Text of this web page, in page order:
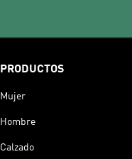
PRODUCTOS
Mujer
Hombre
Calzado